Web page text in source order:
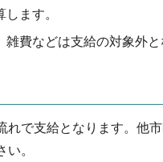
ます。
費などは支給の対象外と
で支給となります。他
。